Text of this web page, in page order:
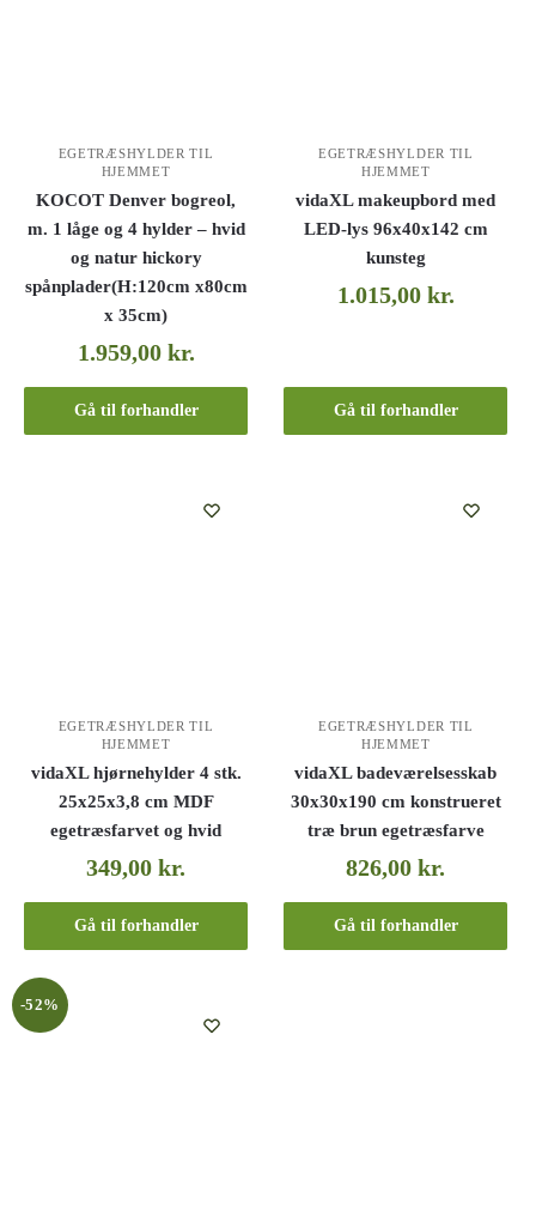
EGETRÆSHYLDER TIL
HJEMMET
KOCOT Denver bogreol,
m. 1 låge og 4 hylder – hvid
og natur hickory
spånplader(H:120cm x80cm
x 35cm)
1.959,00 kr.
Gå til forhandler
EGETRÆSHYLDER TIL
HJEMMET
vidaXL makeupbord med
LED-lys 96x40x142 cm
kunsteg
1.015,00 kr.
Gå til forhandler
EGETRÆSHYLDER TIL
HJEMMET
vidaXL hjørnehylder 4 stk.
25x25x3,8 cm MDF
egetræsfarvet og hvid
349,00kr.
Gå til forhandler
EGETRÆSHYLDER TIL
HJEMMET
vidaXL badeværelsesskab
30x30x190 cm konstrueret
træ brun egetræsfarve
826,00kr.
Gå til forhandler
-52%